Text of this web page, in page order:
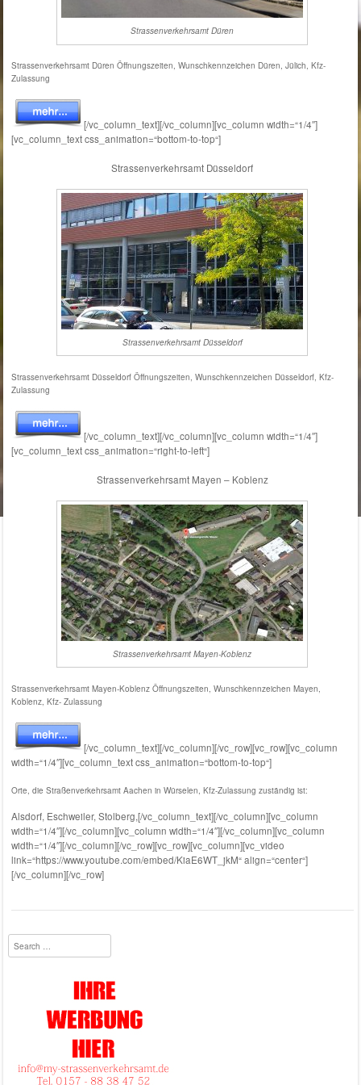
Strassenverkehrsamt Düren
Strassenverkehrsamt Düren Öffnungszeiten, Wunschkennzeichen Düren, Jülich, Kfz-
Zulassung
[/vc_column_text][/vc_column][vc_column width=“1/4″]
[vc_column_text css_animation=“bottom-to-top“]
Strassenverkehrsamt Düsseldorf
Strassenverkehrsamt Düsseldorf
Strassenverkehrsamt Düsseldorf Öffnungszeiten, Wunschkennzeichen Düsseldorf, Kfz-
Zulassung
[/vc_column_text][/vc_column][vc_column width=“1/4″]
[vc_column_text css_animation=“right-to-left“]
Strassenverkehrsamt Mayen – Koblenz
Strassenverkehrsamt Mayen-Koblenz
Strassenverkehrsamt Mayen-Koblenz Öffnungszeiten, Wunschkennzeichen Mayen,
Koblenz, Kfz- Zulassung
[/vc_column_text][/vc_column][/vc_row][vc_row][vc_column
width=“1/4″][vc_column_text css_animation=“bottom-to-top“]
Orte, die Straßenverkehrsamt Aachen in Würselen, Kfz-Zulassung zuständig ist:
Alsdorf, Eschweiler, Stolberg,[/vc_column_text][/vc_column][vc_column
width=“1/4″][/vc_column][vc_column width=“1/4″][/vc_column][vc_column
width=“1/4″][/vc_column][/vc_row][vc_row][vc_column][vc_video
link=“https://www.youtube.com/embed/KiaE6WT_jkM“ align=“center“]
[/vc_column][/vc_row]
Search